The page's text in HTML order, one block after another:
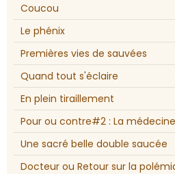
Coucou
Le phénix
Premières vies de sauvées
Quand tout s'éclaire
En plein tiraillement
Pour ou contre#2 : La
Une sacré belle double saucée
Docteur ou Retour sur la